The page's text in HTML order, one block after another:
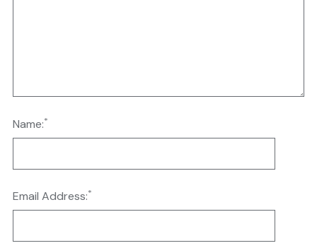
Name:*
Email Address:*